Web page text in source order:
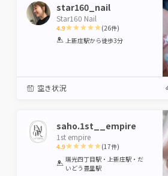
star160_nail
Star160 Nail
4.9
1 2 3 4 5
(26件)
上新庄駅から徒歩3分
空き状況
saho.1st__empire
1st empire
4.9
1
Star
2
Stars
3
Stars
4
Stars
5
Stars
(17件)
瑞光四丁目駅・上新庄駅・だ
いどう豊里駅